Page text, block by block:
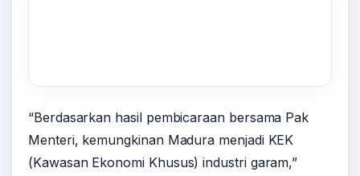
“Berdasarkan hasil pembicaraan bersama Pak
Menteri, kemungkinan Madura menjadi KEK
(Kawasan Ekonomi Khusus) industri garam,”